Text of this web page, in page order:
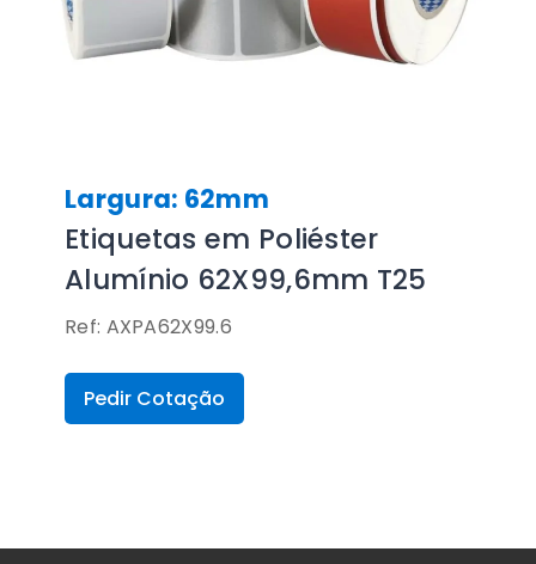
Largura: 62mm
Etiquetas em Poliéster
Alumínio 62X99,6mm T25
Ref: AXPA62X99.6
Pedir Cotação